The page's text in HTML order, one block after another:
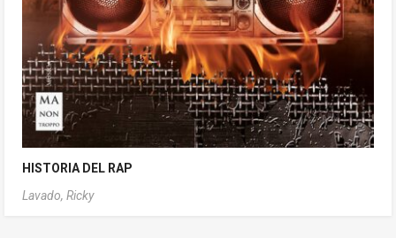
HISTORIA DEL RAP
Lavado, Ricky